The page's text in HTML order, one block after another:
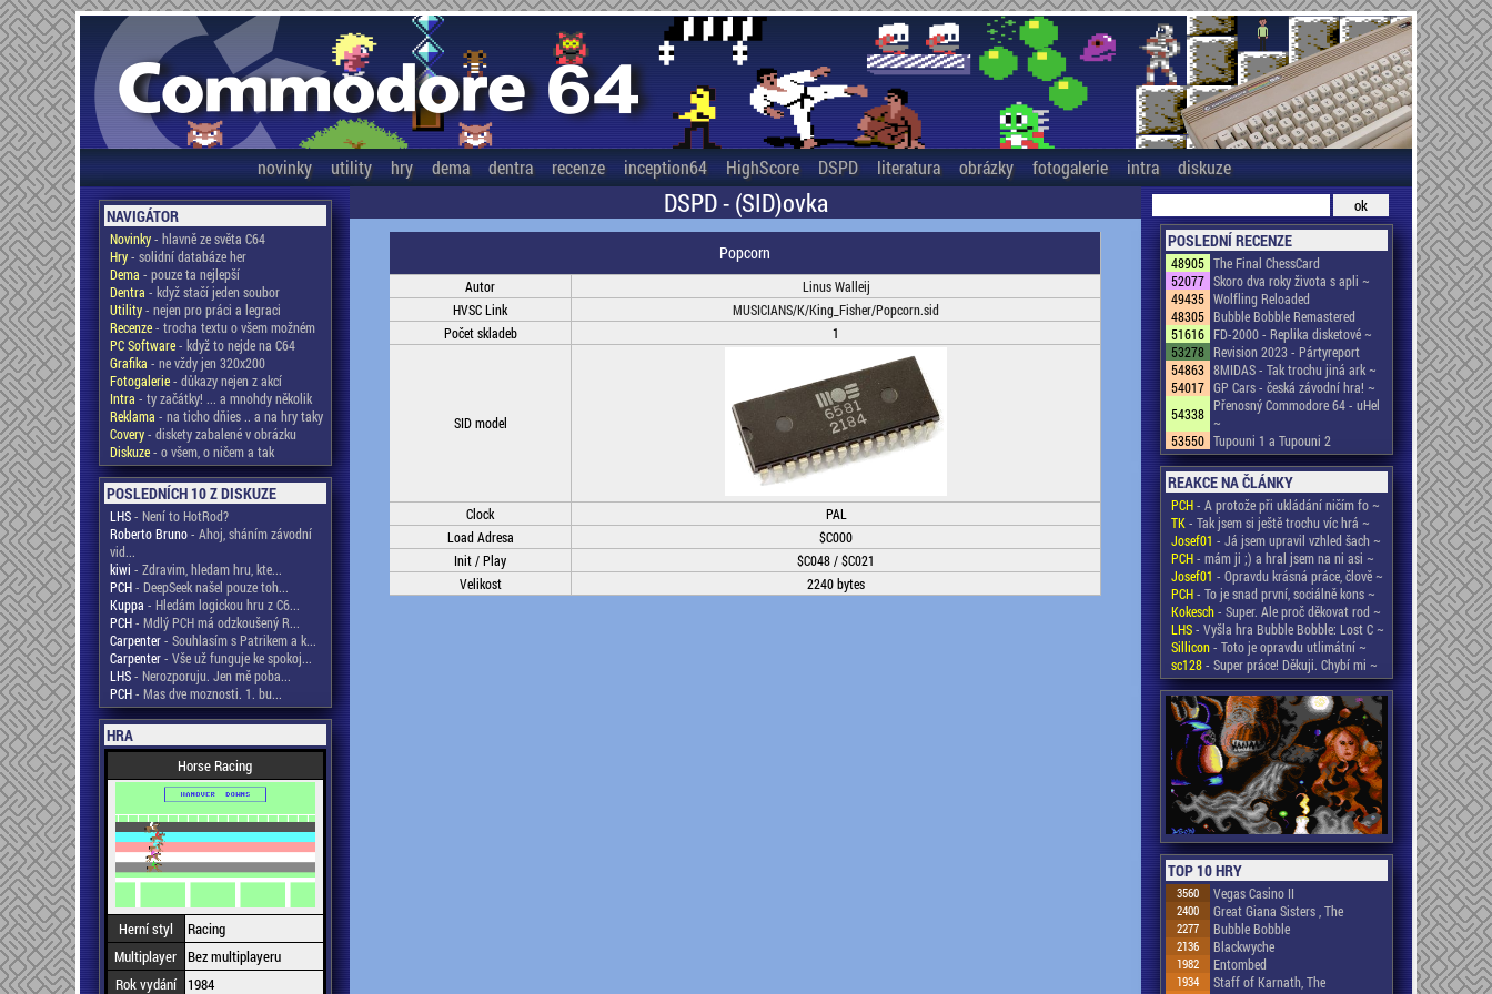
novinky utility hry dema dentra recenze inception64 HighScore DSPD literatura obrázky fotogalerie intra diskuze
NAVIGÁTOR
Novinky- hlavně ze světa C64
Hry- solidní databáze her
Dema - pouze ta nejlepší
Dentra - když stačí jeden soubor
Utility- nejen pro práci a legraci
Recenze- trocha textu o všem možném
PC Software- když to nejde na C64
Grafika - ne vždy jen 320x200
Fotogalerie- důkazy nejen z akcí
Intra - ty začátky! ... a mnohdy několik
Reklama - na ticho dňies .. a na hry taky
Covery- diskety zabalené v obrázku
Diskuze- o všem, o ničem a tak
POSLEDNÍCH 10 Z DISKUZE
LHS- Není to HotRod?
Roberto Bruno- Ahoj, sháním závodní
vid...
kiwi - Zdravim, hledam hru, kte...
PCH- DeepSeek našel pouze toh...
Kuppa - Hledám logickou hru z C6...
PCH- Mdlý PCH má odzkoušený R...
Carpenter- Souhlasím s Patrikem a k...
Carpenter- Vše už funguje ke spokoj...
LHS- Nerozporuju. Jen mě poba...
PCH- Mas dve moznosti. 1. bu...
HRA
Horse Racing
Herní styl
Racing
Multiplayer Bez multiplayeru
Rok vydání
1984
DSPD - (SID)ovka
Popcorn
Autor
Linus Walleij
HVSC Link
MUSICIANS/K/King_Fisher/Popcorn.sid
Počet skladeb
1
SID model
Clock
PAL
Load Adresa
$C000
Init / Play
$C048 / $C021
Velikost
2240 bytes
POSLEDNÍ RECENZE
48905 The Final ChessCard
52077 Skoro dva roky života s apli ~
49435 Wolfling Reloaded
48305 Bubble Bobble Remastered
51616 FD-2000 - Replika disketové ~
53278 Revision 2023 - Pártyreport
54863 8MIDAS - Tak trochu jiná ark ~
54017 GP Cars - česká závodní hra! ~
54338 Přenosný Commodore 64 - uHel
~
53550 Tupouni 1 a Tupouni 2
REAKCE NA ČLÁNKY
PCH- A protože při ukládání ničím fo ~
TK- Tak jsem si ještě trochu víc hrá ~
Josef01 - Já jsem upravil vzhled šach ~
PCH- mám ji ;) a hral jsem na ni asi ~
Josef01 - Opravdu krásná práce, člově ~
PCH- To je snad první, sociálně kons ~
Kokesch- Super. Ale proč děkovat rod ~
LHS- Vyšla hra Bubble Bobble: Lost C ~
Sillicon- Toto je opravdu utlimátní ~
sc128- Super práce! Děkuji. Chybí mi ~
TOP 10 HRY
3560 Vegas Casino II
2400 Great Giana Sisters , The
2277 Bubble Bobble
2136 Blackwyche
1982 Entombed
1934 Staff of Karnath, The